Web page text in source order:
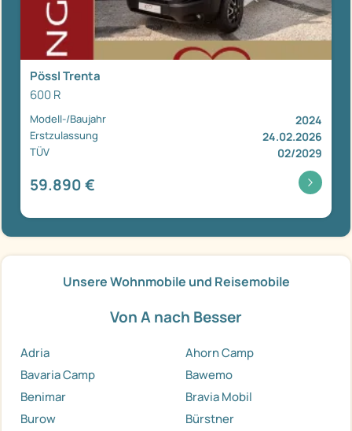
Pössl Trenta
600 R
Modell-/Baujahr 2024
Erstzulassung 24.02.2026
TÜV 02/2029
59.890 €
Unsere Wohnmobile und Reisemobile
Von A nach Besser
Adria
Ahorn Camp
Bavaria Camp
Bawemo
Benimar
Bravia Mobil
Burow
Bürstner